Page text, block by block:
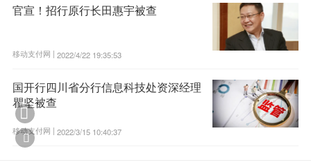
官宣！招行原行长田惠宇被查
移动支付网 | 2022/4/22 19:35:53
国开行四川省分行信息科技处资深经理
瞿坚被查
移动支付网 | 2022/3/15 10:40:37

